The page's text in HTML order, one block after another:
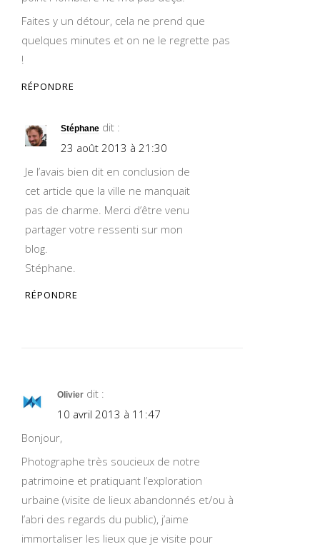
Faites y un détour, cela ne prend que
quelques minutes et on ne le regrette pas
!
RÉPONDRE
Stéphane dit :
23 août 2013 à 21:30
Je l’avais bien dit en conclusion de
cet article que la ville ne manquait
pas de charme. Merci d’être venu
partager votre ressenti sur mon
blog.
Stéphane.
RÉPONDRE
Olivier dit :
10 avril 2013 à 11:47
Bonjour,
Photographe très soucieux de notre
patrimoine et pratiquant l’exploration
urbaine (visite de lieux abandonnés et/ou à
l’abri des regards du public), j’aime
immortaliser les lieux que je visite pour